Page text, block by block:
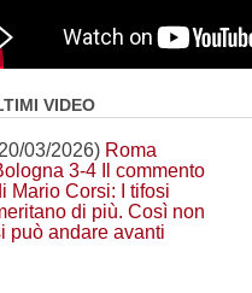
VIDEO
03/2026) Roma
3-4 Il commento
Mario Corsi: I tifosi
di più. Così non
può andare avanti